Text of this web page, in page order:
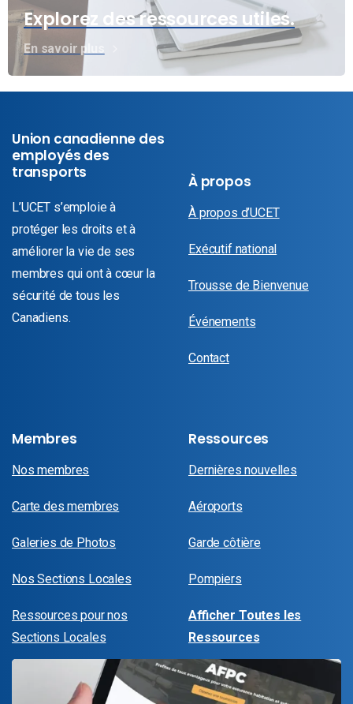
Explorez des ressources utiles.
En savoir plus
Union canadienne des
employés des
transports
L’UCET s’emploie à
protéger les droits et à
améliorer la vie de ses
membres qui ont à cœur la
sécurité de tous les
Canadiens.
À propos
À propos d’UCET
Exécutif national
Trousse de Bienvenue
Événements
Contact
Membres
Nos membres
Carte des membres
Galeries de Photos
Nos Sections Locales
Ressources pour nos
Sections Locales
Ressources
Dernières nouvelles
Aéroports
Garde côtière
Pompiers
Afficher Toutes les
Ressources